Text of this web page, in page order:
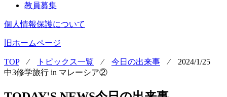
教員募集
個人情報保護について
旧ホームページ
TOP⁄ トピックス一覧 ⁄ 今日の出来事 ⁄ 2024/1/25
中3修学旅行 in マレーシア②